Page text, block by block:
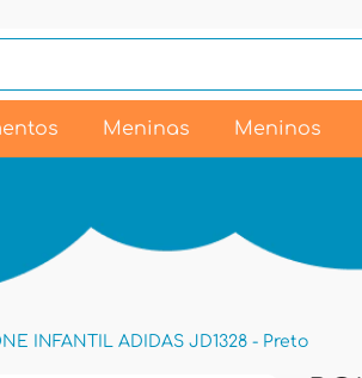
Meninas Meninos
INFANTIL ADIDAS JD1328 - Preto